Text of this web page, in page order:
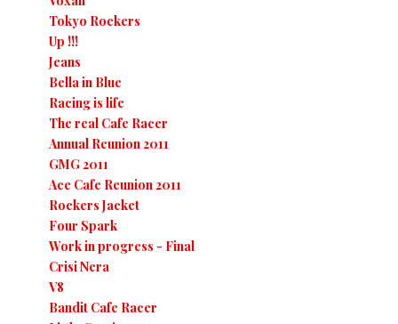
Tokyo Rockers
Up !!!
Jeans
Bella in Blue
Racing is life
The real Cafe Racer
Annual Reunion 2011
GMG 2011
Ace Cafe Reunion 2011
Rockers Jacket
Four Spark
Work in progress - Final
Crisi Nera
V8
Bandit Cafe Racer